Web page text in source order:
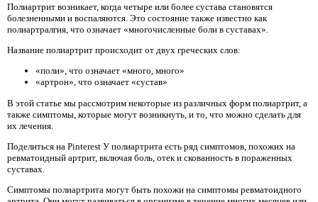
Полиартрит возникает, когда четыре или более сустава становятся
болезненными и воспаляются. Это состояние также известно как
полиартралгия, что означает «многочисленные боли в суставах».
Название полиартрит происходит от двух греческих слов:
«поли», что означает «много, много»
«артрон», что означает «сустав»
В этой статье мы рассмотрим некоторые из различных форм полиартрит, а
также симптомы, которые могут возникнуть, и то, что можно сделать для
их лечения.
Поделиться на Pinterest У полиартрита есть ряд симптомов, похожих на
ревматоидный артрит, включая боль, отек и скованность в пораженных
суставах.
Симптомы полиартрита могут быть похожи на симптомы ревматоидного